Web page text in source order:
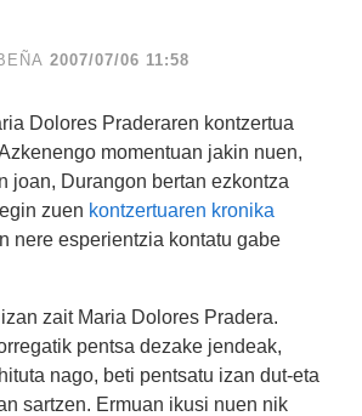
2007/07/06 11:58
Dolores Praderaren kontzertua
momentuan jakin nuen,
joan, Durangon bertan ezkontza
zuen kontzertuaren kronika
nere esperientzia kontatu gabe
zait Maria Dolores Pradera.
pentsa dezake jendeak,
nago, beti pentsatu izan dut-eta
sartzen. Ermuan ikusi nuen nik